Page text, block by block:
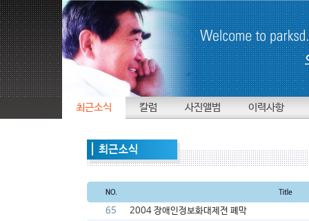
최근소식 칼럼 사진앨범 이력사항
65
2004 장애인정보화대제전 폐막